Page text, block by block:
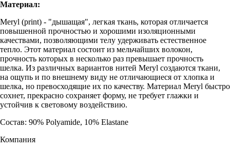
Материал:
Meryl (print) - "дышащая", легкая ткань, которая отличается
повышенной прочностью и хорошими изоляционными
качествами, позволяющими телу удерживать естественное
тепло. Этот материал состоит из мельчайших волокон,
прочность которых в несколько раз превышает прочность
шелка. Из различных вариантов нитей Meryl создаются ткани,
на ощупь и по внешнему виду не отличающиеся от хлопка и
шелка, но превосходящие их по качеству. Материал Meryl быстро
сохнет, прекрасно сохраняет форму, не требует глажки и
устойчив к световому воздействию.
Состав: 90% Polyamide, 10% Elastane
Компания